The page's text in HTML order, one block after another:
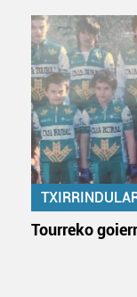
fitxategiak
zerbitzuak
baliatzen gara.
erabiltzeko
irakurri
Tourreko